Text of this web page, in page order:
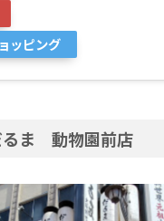
ッピング
るま 動物園前店